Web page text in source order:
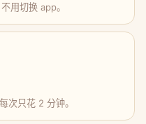
用切换 app。
次只花 2 分钟。